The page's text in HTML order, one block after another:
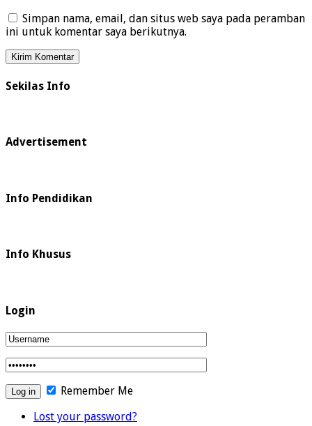
Simpan nama, email, dan situs web saya pada peramban
ini untuk komentar saya berikutnya.
Sekilas Info
Advertisement
Info Pendidikan
Info Khusus
Login
Remember Me
Lost your password?